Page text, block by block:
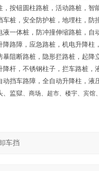
按钮圆柱路桩，活动路桩，智
桩，安全防护桩，地埋柱，防
一体桩，防冲撞伸缩路桩，自
路障，应急路桩，机电升降柱
阻断路桩，隐形拦路桩，起降
杆，不锈钢柱子，拦车路桩，
挡车路障，全自动升降柱，液
、监獄、商场、超市、楼宇、宾馆